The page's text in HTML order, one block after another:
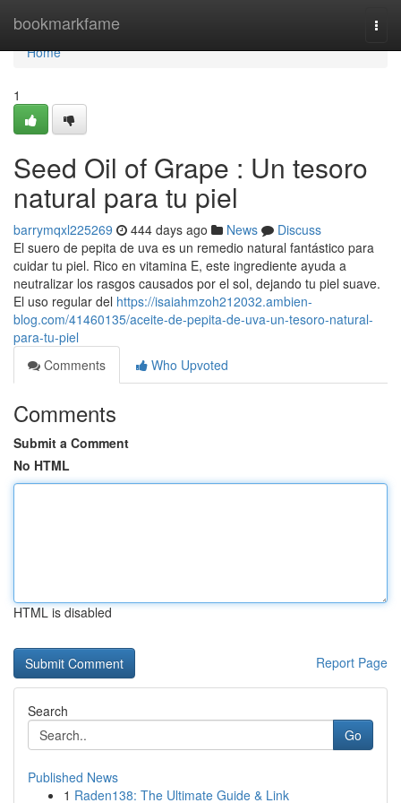
bookmarkfame
Home
Home
1
Seed Oil of Grape : Un tesoro
natural para tu piel
barrymqxl225269 444 days ago News
Discuss
El suero de pepita de uva es un remedio natural fantástico para
cuidar tu piel. Rico en vitamina E, este ingrediente ayuda a
neutralizar los rasgos causados por el sol, dejando tu piel suave.
El uso regular del https://isaiahmzoh212032.ambien-
blog.com/41460135/aceite-de-pepita-de-uva-un-tesoro-natural-
para-tu-piel
Comments
Who Upvoted
Comments
Submit a Comment
No HTML
HTML is disabled
Report Page
Search
Go
Published News
1 Raden138: The Ultimate Guide & Link